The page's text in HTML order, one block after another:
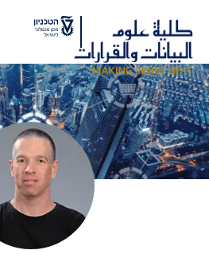
Content